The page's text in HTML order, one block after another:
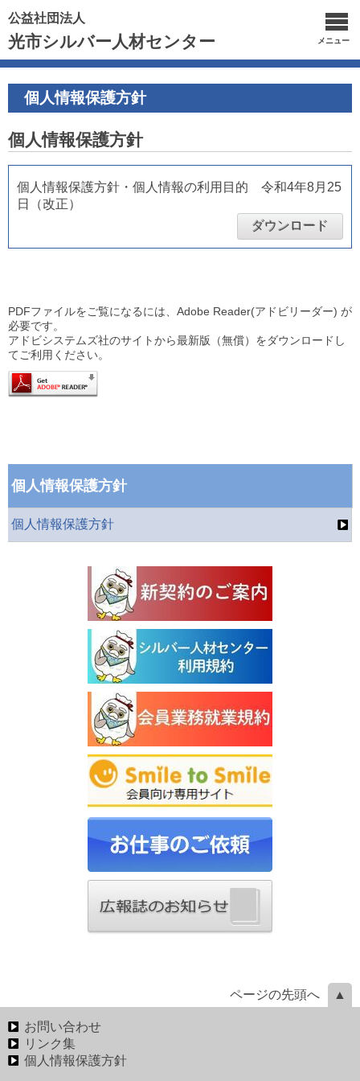
公益社団法人
光市シルバー人材センター メニュー
個人情報保護方針
個人情報保護方針
個人情報保護方針・個人情報の利用目的 令和4年8月25
日（改正）
ダウンロード
PDFファイルをご覧になるには、Adobe Reader(アドビリーダー) が
必要です。
アドビシステムズ社のサイトから最新版（無償）をダウンロードし
てご利用ください。
個人情報保護方針
個人情報保護方針
ページの先頭へ
お問い合わせ
リンク集
個人情報保護方針